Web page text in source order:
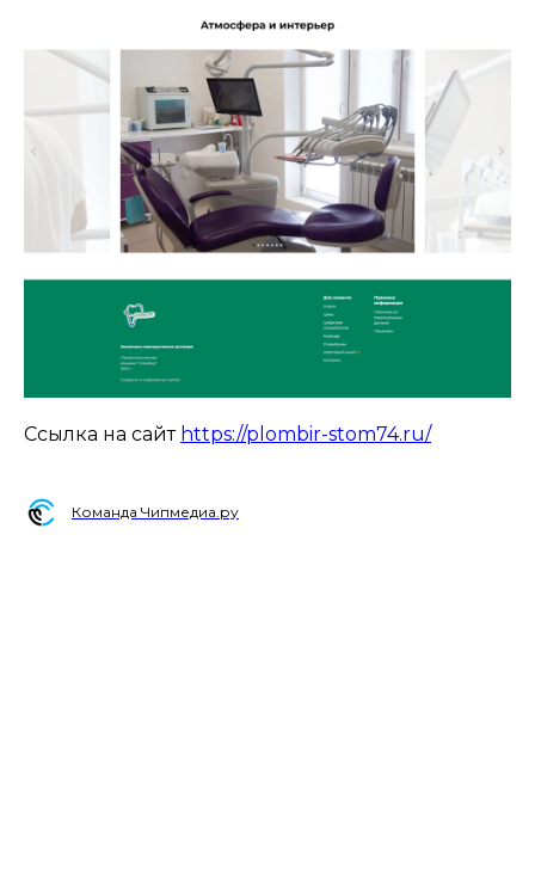
Ссылка на сайт https://plombir-stom74.ru/
Команда Чипмедиа.ру